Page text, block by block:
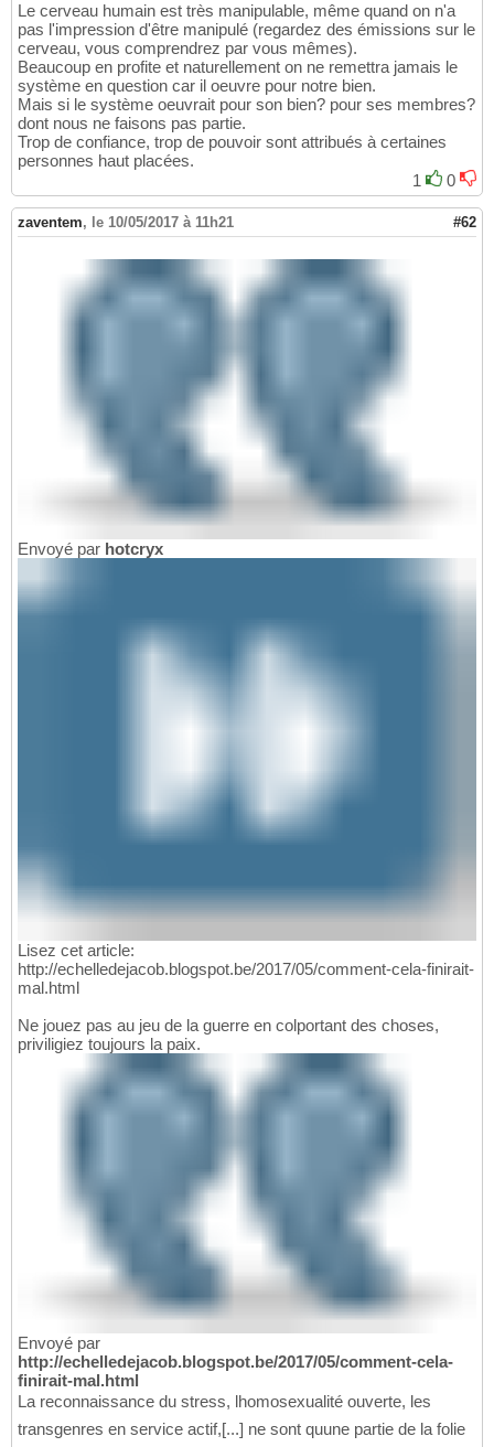
Le cerveau humain est très manipulable, même quand on n'a
pas l'impression d'être manipulé (regardez des émissions sur le
cerveau, vous comprendrez par vous mêmes).
Beaucoup en profite et naturellement on ne remettra jamais le
système en question car il oeuvre pour notre bien.
Mais si le système oeuvrait pour son bien? pour ses membres?
dont nous ne faisons pas partie.
Trop de confiance, trop de pouvoir sont attribués à certaines
personnes haut placées.
1
0
zaventem, le 10/05/2017 à 11h21 #62
Envoyé par hotcryx
Lisez cet article:
http://echelledejacob.blogspot.be/2017/05/comment-cela-finirait-
mal.html
Ne jouez pas au jeu de la guerre en colportant des choses,
priviligiez toujours la paix.
Envoyé par
http://echelledejacob.blogspot.be/2017/05/comment-cela-
finirait-mal.html
La reconnaissance du stress, lhomosexualité ouverte, les
transgenres en service actif,[...] ne sont quune partie de la folie